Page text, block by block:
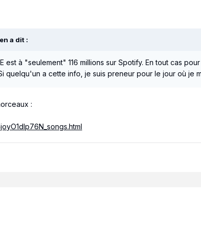
a dit :
est à "seulement" 116 millions sur Spotify. En tout cas
quelqu'un a cette info, je suis preneur pour le jour où je
: